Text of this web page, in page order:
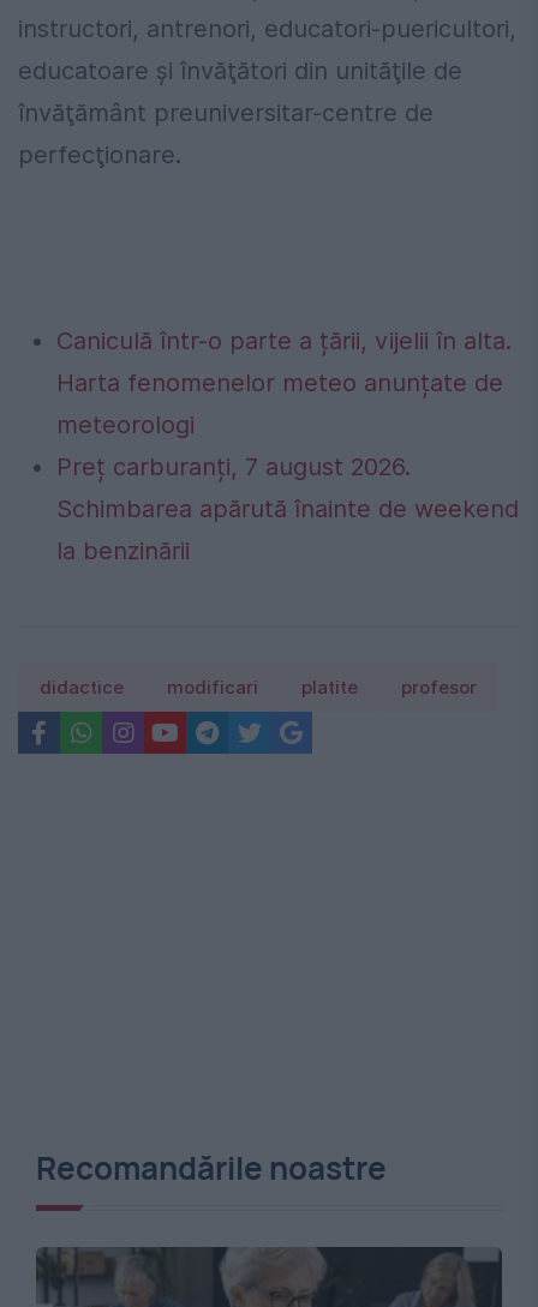
instructori, antrenori, educatori-puericultori,
educatoare şi învăţători din unităţile de
învăţământ preuniversitar-centre de
perfecţionare.
Caniculă într-o parte a țării, vijelii în alta.
Harta fenomenelor meteo anunțate de
meteorologi
Preț carburanți, 7 august 2026.
Schimbarea apărută înainte de weekend
la benzinării
didactice modificari platite profesor
Recomandările noastre